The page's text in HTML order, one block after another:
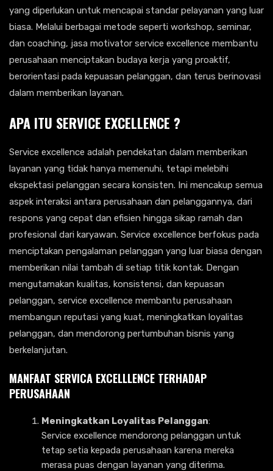
yang diperlukan untuk mencapai standar pelayanan yang luar
biasa. Melalui berbagai metode seperti workshop, seminar,
dan coaching, jasa motivator service excellence membantu
perusahaan menciptakan budaya kerja yang proaktif,
berorientasi pada kepuasan pelanggan, dan terus berinovasi
dalam memberikan layanan.
APA ITU SERVICE EXCELLENCE ?
Service excellence adalah pendekatan dalam memberikan
layanan yang tidak hanya memenuhi, tetapi melebihi
ekspektasi pelanggan secara konsisten. Ini mencakup semua
aspek interaksi antara perusahaan dan pelanggannya, dari
respons yang cepat dan efisien hingga sikap ramah dan
profesional dari karyawan. Service excellence berfokus pada
menciptakan pengalaman pelanggan yang luar biasa dengan
memberikan nilai tambah di setiap titik kontak. Dengan
mengutamakan kualitas, konsistensi, dan kepuasan
pelanggan, service excellence membantu perusahaan
membangun reputasi yang kuat, meningkatkan loyalitas
pelanggan, dan mendorong pertumbuhan bisnis yang
berkelanjutan.
MANFAAT SERVICA EXCELLLENCE TERHADAP
PERUSAHAAN
Meningkatkan Loyalitas Pelanggan:
Service excellence mendorong pelanggan untuk
tetap setia kepada perusahaan karena mereka
merasa puas dengan layanan yang diterima.